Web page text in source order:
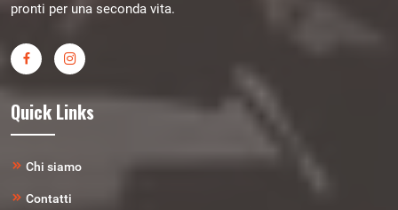
pronti per una seconda vita.
Quick Links
Chi siamo
Contatti